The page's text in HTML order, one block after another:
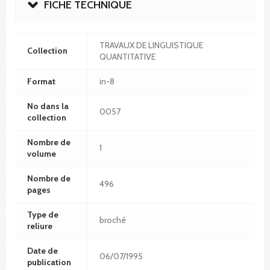
FICHE TECHNIQUE
Collection
TRAVAUX DE LINGUISTIQUE
QUANTITATIVE
Format in-8
No dans la
collection
0057
Nombre de
volume
1
Nombre de
pages
496
Type de
reliure
broché
Date de
publication
06/07/1995